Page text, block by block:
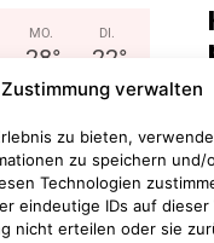
Zustimmung verwalten
zu bieten,
zu speichern und/
Technologien
eindeutige IDs auf
nicht erteilen oder sie
MO.
28°
DI.
22°